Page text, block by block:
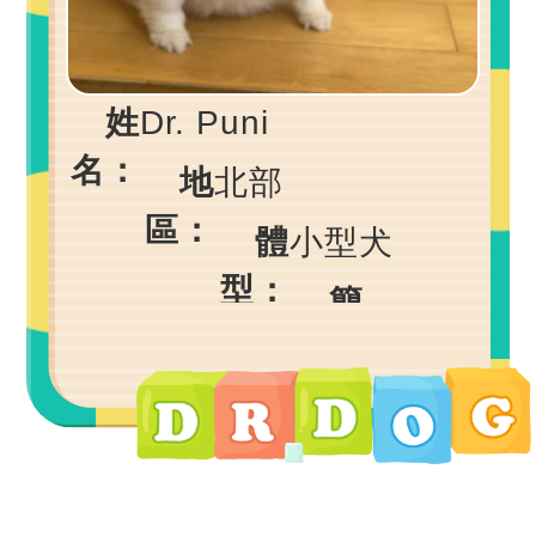
姓
名：
Dr. Puni
地
區：
北部
體
型：
小型犬
簡
大家好,
我的名字叫做Puni
是一種糖果的名字喔, 因